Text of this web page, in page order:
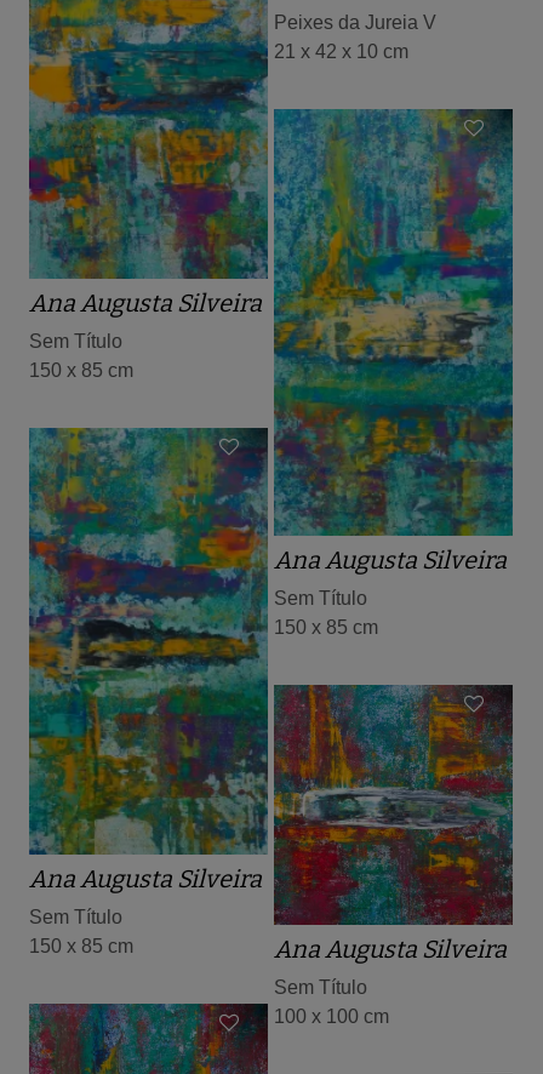
Peixes da Jureia V
21 x 42 x 10 cm
Ana Augusta Silveira
Sem Título
150 x 85 cm
Ana Augusta Silveira
Sem Título
150 x 85 cm
Ana Augusta Silveira
Sem Título
150 x 85 cm
Ana Augusta Silveira
Sem Título
100 x 100 cm